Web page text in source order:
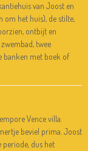
van Joost en
om het huis), de stilte,
ontbijt en
twee
banken met boek of
Vence villa.
beviel prima. Joost
periode, dus het